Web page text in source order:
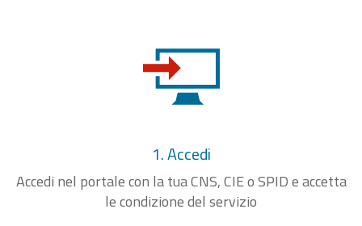
1. Accedi
Accedi nel portale con la tua CNS, CIE o SPID e accetta
le condizione del servizio